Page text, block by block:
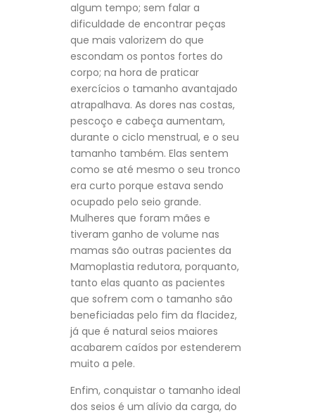
algum tempo; sem falar a
dificuldade de encontrar peças
que mais valorizem do que
escondam os pontos fortes do
corpo; na hora de praticar
exercícios o tamanho avantajado
atrapalhava. As dores nas costas,
pescoço e cabeça aumentam,
durante o ciclo menstrual, e o seu
tamanho também. Elas sentem
como se até mesmo o seu tronco
era curto porque estava sendo
ocupado pelo seio grande.
Mulheres que foram mães e
tiveram ganho de volume nas
mamas são outras pacientes da
Mamoplastia redutora, porquanto,
tanto elas quanto as pacientes
que sofrem com o tamanho são
beneficiadas pelo fim da flacidez,
já que é natural seios maiores
acabarem caídos por estenderem
muito a pele.
Enfim, conquistar o tamanho ideal
dos seios é um alívio da carga, do